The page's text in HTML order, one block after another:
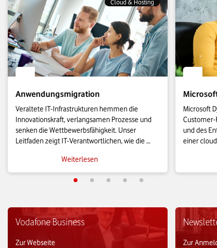
Cloud & Hosting
Anwendungsmigration
Veraltete IT-Infrastrukturen hemmen die
Innovationskraft, verlangsamen Prozesse und
senken die Wettbewerbsfähigkeit. Unser
Leitfaden zeigt IT-Verantwortlichen, wie die
gelingt und wie sich geschäftskritische Prozesse
agil skalieren lassen.
Weiterlesen
Microsoft
Customer-
und des
einer
Vodafone Business
Zur Webseite Zur